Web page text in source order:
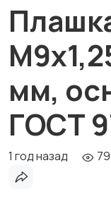
мм,
ГОСТ
1 год назад